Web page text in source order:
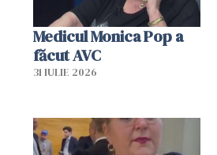
Medicul Monica Pop a
făcut AVC
31 IULIE 2026